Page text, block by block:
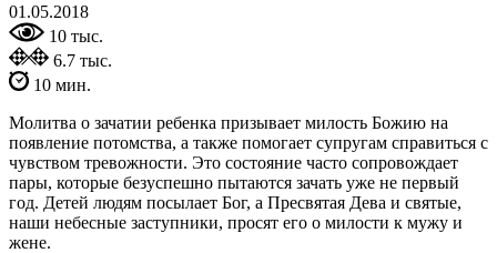
01.05.2018
10 тыс.
6.7 тыс.
10 мин.
Молитва о зачатии ребенка призывает милость Божию на
появление потомства, а также помогает супругам справиться с
чувством тревожности. Это состояние часто сопровождает
пары, которые безуспешно пытаются зачать уже не первый
год. Детей людям посылает Бог, а Пресвятая Дева и святые,
наши небесные заступники, просят его о милости к мужу и
жене.